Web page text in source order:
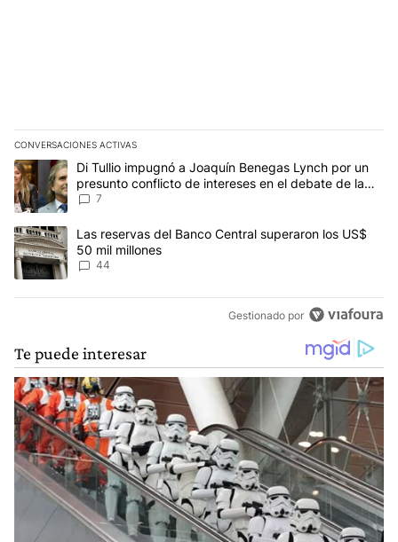
CONVERSACIONES ACTIVAS
Este listado muestra los artículos con más comentarios en los
Un artículo de tendencia con el título "Di Tullio impugnó a
Di Tullio impugnó a Joaquín Benegas Lynch por un
presunto conflicto de intereses en el debate de la
Ley de Tierras
7
Un artículo de tendencia con el título "Las reservas del Banco
Las reservas del Banco Central superaron los US$
50 mil millones
44
Gestionado por